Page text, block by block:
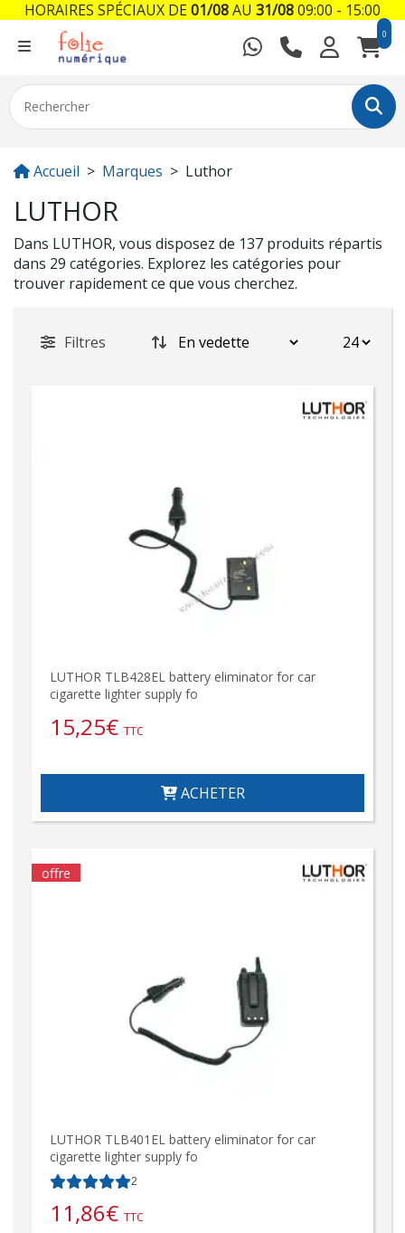
0
Accueil Marques Luthor
LUTHOR
Dans LUTHOR, vous disposez de 137 produits répartis
dans 29 catégories. Explorez les catégories pour
trouver rapidement ce que vous cherchez.
Filtres
LUTHOR TLB428EL battery eliminator for car
cigarette lighter supply fo
15,25€ TTC
ACHETER
offre
LUTHOR TLB401EL battery eliminator for car
cigarette lighter supply fo
2
11,86€ TTC
HORAIRES SPÉCIAUX DE01/08AU 31/0809:00 - 15:00